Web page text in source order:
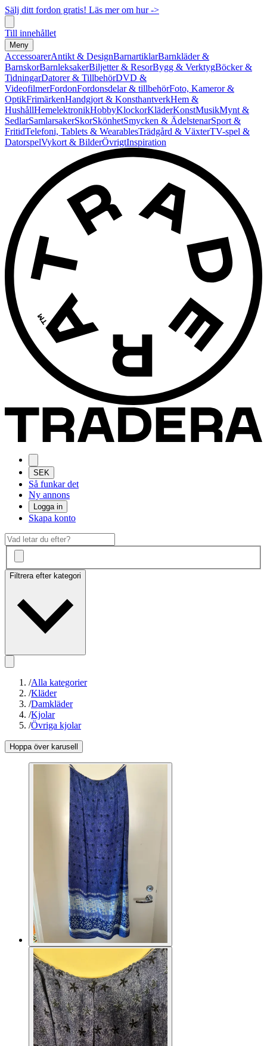
Sälj ditt fordon gratis! Läs mer om hur ->
Till innehållet
Meny
AccessoarerAntikt & DesignBarnartiklarBarnkläder &
BarnskorBarnleksakerBiljetter & ResorBygg & VerktygBöcker &
TidningarDatorer & TillbehörDVD &
VideofilmerFordonFordonsdelar & tillbehörFoto, Kameror &
OptikFrimärkenHandgjort & KonsthantverkHem &
HushållHemelektronikHobbyKlockorKläderKonstMusikMynt &
SedlarSamlarsakerSkorSkönhetSmycken & ÄdelstenarSport &
FritidTelefoni, Tablets & WearablesTrädgård & VäxterTV-spel &
DatorspelVykort & BilderÖvrigtInspiration
SEK
Så funkar det
Ny annons
Logga in
Skapa konto
Filtrera efter kategori
/Alla kategorier
/Kläder
/Damkläder
/Kjolar
/Övriga kjolar
Hoppa över karusell